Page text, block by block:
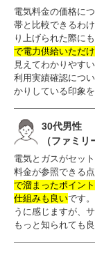
電気料金の価格に
帯と比較できるわ
り上げられた際に
で電力供給いただ
見えてわかりやす
利用実績確認につ
かりしている印象を
30代男性
（ファミリ
電気とガスがセッ
料金が参照できる
で溜まったポイン
仕組みも良いです
うに感じますが、
もっと知られても